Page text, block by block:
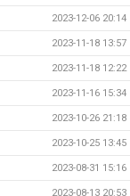
2023-12-06 20:14
2023-11-18 13:57
2023-11-18 12:22
2023-11-16 15:34
2023-10-26 21:18
2023-10-25 13:45
2023-08-31 15:16
2023-08-13 20:53